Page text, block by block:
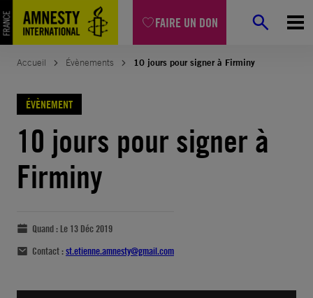
FAIRE UN DON
Accueil Évènements 10 jours pour signer à Firminy
ÉVÈNEMENT
10 jours pour signer à
Firminy
Quand : Le 13 Déc 2019
Contact :st.etienne.amnesty@gmail.com